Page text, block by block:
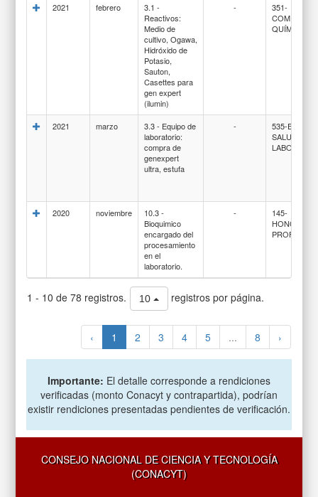
2021 febrero
3.1 -
Reactivos:
Medio de
cultivo, Ogawa,
Hidróxido de
Potasio,
Sauton,
Casettes para
gen expert
(ilumin)
-
351-
QUÍMICOS
2021 marzo
3.3 - Equipo de
laboratorio:
compra de
genexpert
ultra, estufa
-
535-
SALUD Y DE
2020 noviembre
10.3 -
Bioquimico
encargado del
procesamiento
en el
laboratorio.
-
145-
1 - 10 de 78 registros. 10 registros por página.
‹ 1 2 3 4 5 ... 8 ›
Importante: El detalle corresponde a rendiciones
verificadas (monto Conacyt y contrapartida), podrían
existir rendiciones presentadas pendientes de verificación.
CONSEJO NACIONAL DE CIENCIA Y TECNOLOGÍA
(CONACYT)